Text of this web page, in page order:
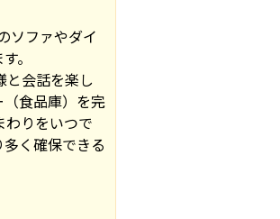
ソファやダイ
。
と会話を楽し
食品庫）を完
わりをいつで
く確保できる